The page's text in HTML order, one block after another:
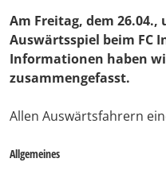
Am Freitag, dem 26.04.,
Auswärtsspiel beim FC
Informationen haben
zusammengefasst.
Allen Auswärtsfahrern
Allgemeines